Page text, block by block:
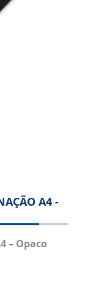
A4 -
– Opaco